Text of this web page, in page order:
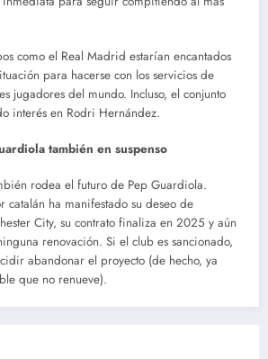
como el Real Madrid estarían encantados
para hacerse con los servicios de
jugadores del mundo. Incluso, el conjunto
interés en Rodri Hernández.
también en suspenso
rodea el futuro de Pep Guardiola.
catalán ha manifestado su deseo de
City, su contrato finaliza en 2025 y aún
renovación. Si el club es sancionado,
abandonar el proyecto (de hecho, ya
que no renueve).